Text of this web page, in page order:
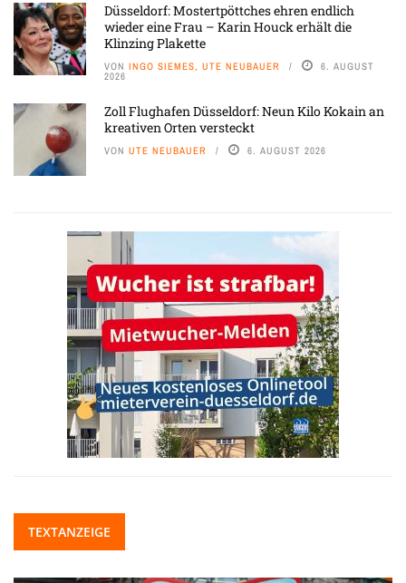
Düsseldorf: Mostertpöttches ehren endlich
wieder eine Frau – Karin Houck erhält die
Klinzing Plakette
VON INGO SIEMES, UTE NEUBAUER 6. AUGUST
2026
Zoll Flughafen Düsseldorf: Neun Kilo Kokain an
kreativen Orten versteckt
VON UTE NEUBAUER 6. AUGUST 2026
TEXTANZEIGE